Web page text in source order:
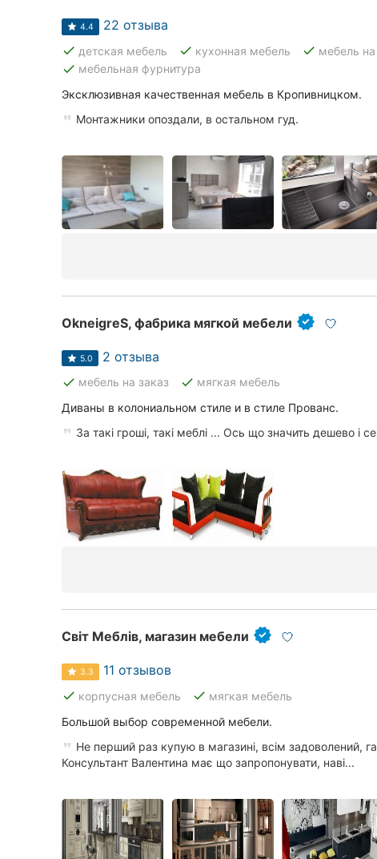
Харьков
Кривой Рог
Полтава
Чернигов
Черкассы
Ивано-Франковск
4.4 22 отзыва
done детская мебель done кухонная мебель done мебель на
done мебельная фурнитура
Эксклюзивная качественная мебель в Кропивницком.
Монтажники опоздали, в остальном гуд.
OkneigreS, фабрика мягкой мебели
5.0 2 отзыва
done мебель на заказ done мягкая мебель
Диваны в колониальном стиле и в стиле Прованс.
За такі гроші, такі меблі ... Ось що значить дешево і
Світ Меблів, магазин мебели
3.3 11 отзывов
done корпусная мебель done мягкая мебель
Большой выбор современной мебели.
Не перший раз купую в магазині, всім задоволений,
Консультант Валентина має що запропонувати, наві...